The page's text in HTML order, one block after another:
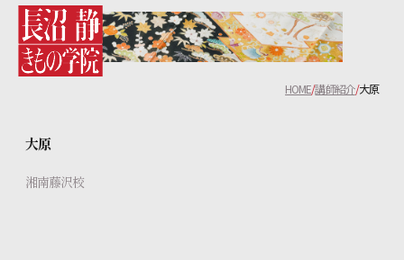
長沼静きもの学院について
HOME 講師紹介 大原
大原
湘南藤沢校